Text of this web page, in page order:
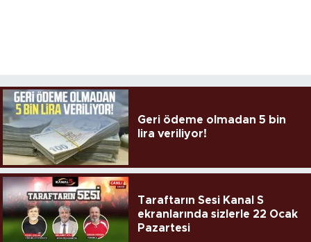
Geri ödeme olmadan 5 bin
lira veriliyor!
Taraftarın Sesi Kanal S
ekranlarında sizlerle 22 Ocak
Pazartesi